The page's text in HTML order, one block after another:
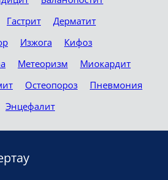
Гастрит
Дерматит
Изжога
Кифоз
Метеоризм
Миокардит
Остеопороз
Пневмония
Энцефалит